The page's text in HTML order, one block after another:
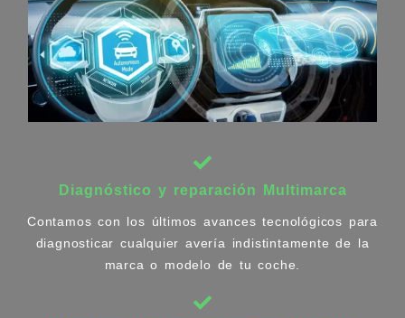
Diagnóstico y reparación Multimarca
Contamos con los últimos avances tecnológicos para
diagnosticar cualquier avería indistintamente de la
marca o modelo de tu coche.